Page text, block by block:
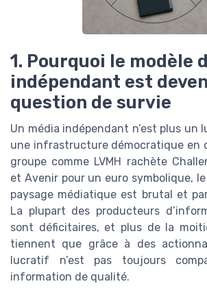
1. Pourquoi le modèle
indépendant est
question de survie
Un média indépendant n’est plus un
une infrastructure démocratique en
groupe comme LVMH rachète
et Avenir pour un euro symbolique,
paysage médiatique est brutal et
La plupart des producteurs
sont déficitaires, et plus de la
tiennent que grâce à des
lucratif n’est pas toujours
information de qualité.